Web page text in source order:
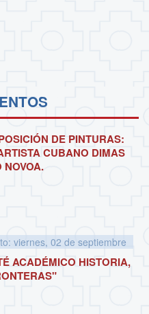
DE PINTURAS:
CUBANO DIMAS
NOVOA.
viernes, 02 de septiembre
ACADÉMICO HISTORIA,